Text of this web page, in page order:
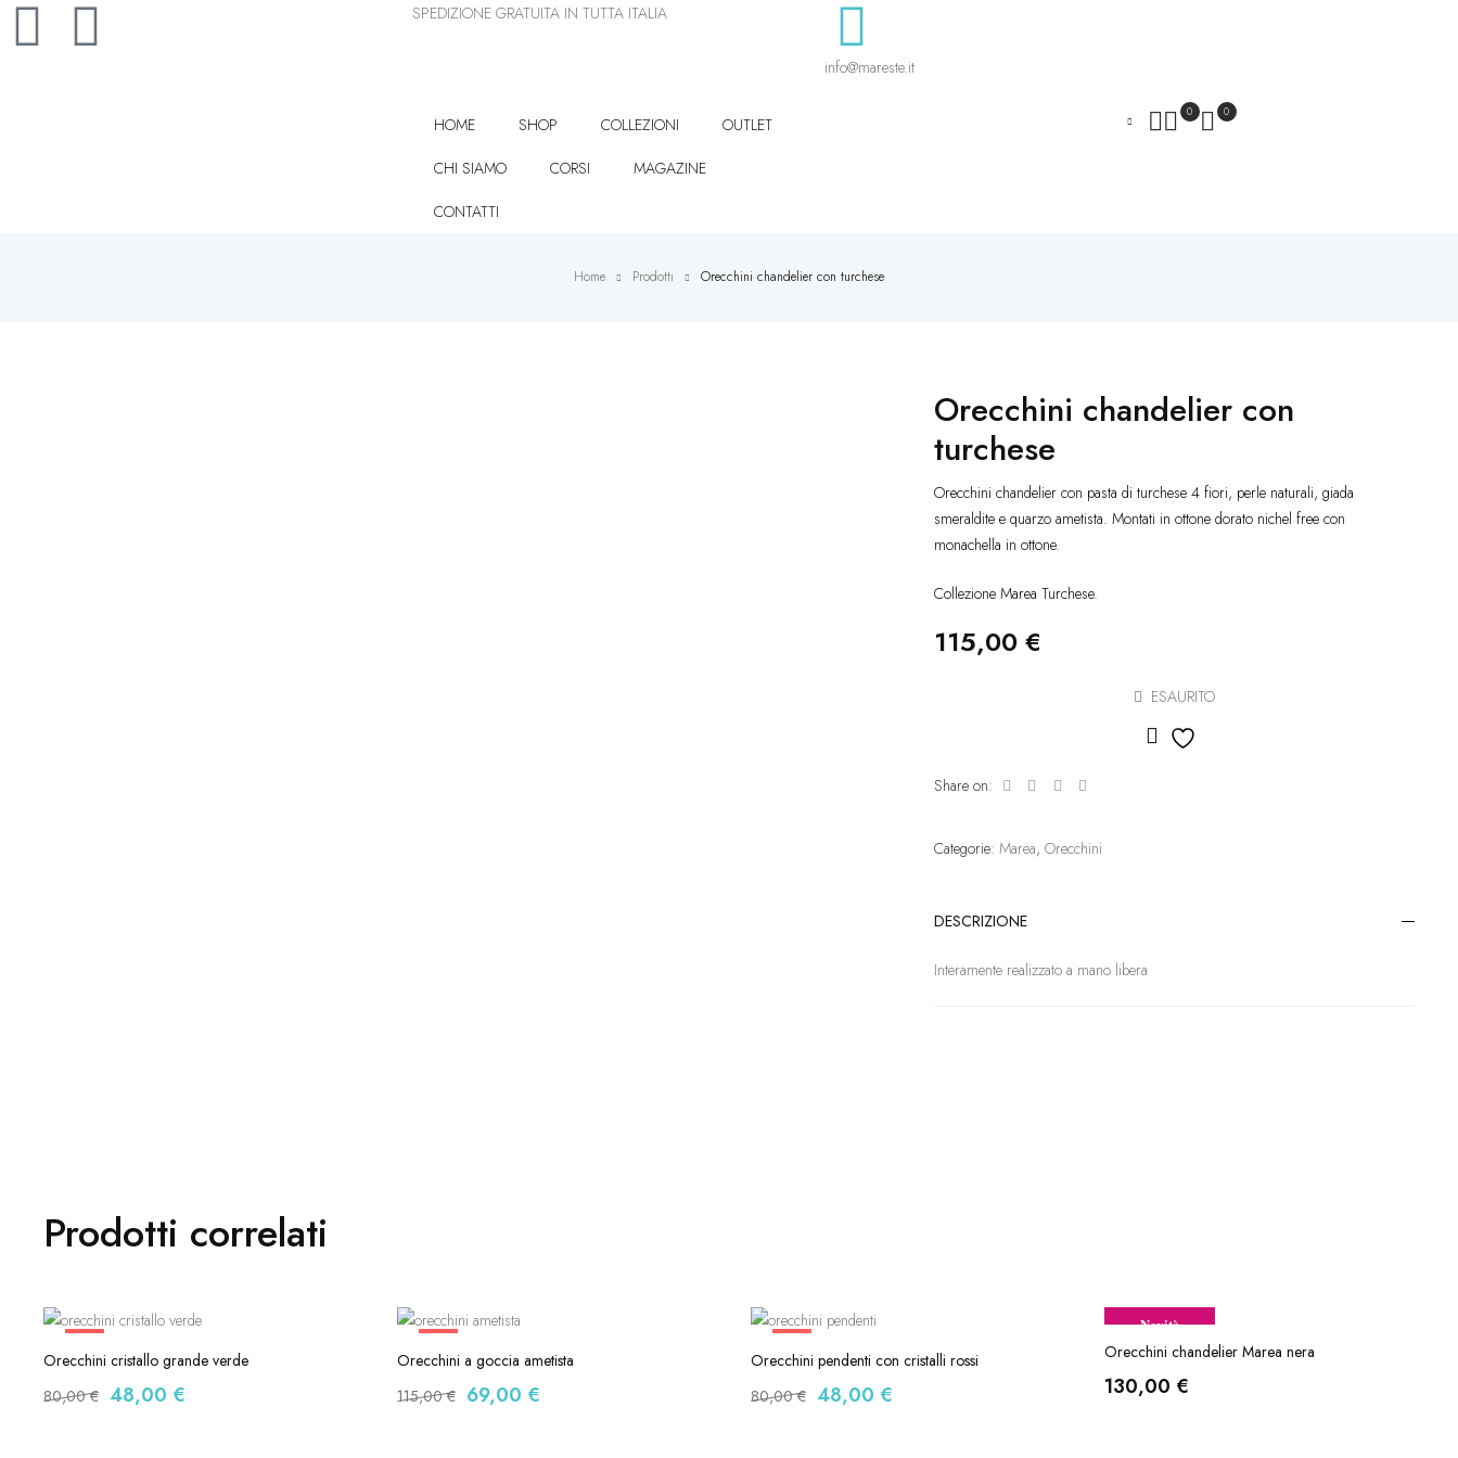
SPEDIZIONE GRATUITA IN TUTTA ITALIA
info@mareste.it
HOME SHOP COLLEZIONI
OUTLET
CHI SIAMO
CORSI
MAGAZINE
CONTATTI
0 0
Home Prodotti Orecchini chandelier con turchese
Orecchini chandelier con
turchese
Orecchini chandelier con pasta di turchese 4 fiori, perle naturali, giada
smeraldite e quarzo ametista. Montati in ottone dorato nichel free con
monachella in ottone.
Collezione Marea Turchese.
115,00 €
ESAURITO
Share on:
Categorie: Marea, Orecchini
DESCRIZIONE
Interamente realizzato a mano libera
Prodotti correlati
-40%
Orecchini cristallo grande verde
80,00€ 48,00 €
-40%
Orecchini a goccia ametista
115,00€ 69,00 €
-40%
Orecchini pendenti con cristalli rossi
80,00€ 48,00 €
Novità
Orecchini chandelier Marea nera
130,00 €